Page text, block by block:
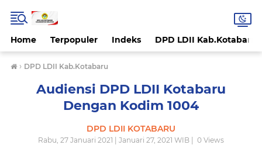
Home Terpopuler Indeks DPD LDII Kab.Kotabaru
› DPD LDII Kab.Kotabaru
Audiensi DPD LDII Kotabaru
Dengan Kodim 1004
DPD LDII KOTABARU
Rabu, 27 Januari 2021 | Januari 27, 2021 WIB | 0 Views